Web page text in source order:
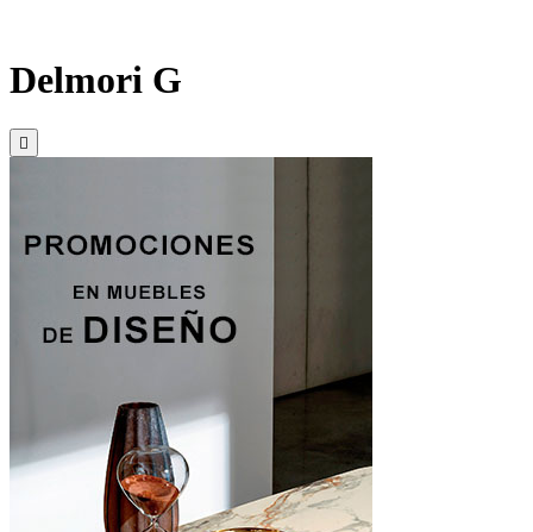
Delmori G
